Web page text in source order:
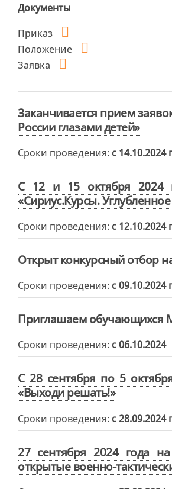
Документы
Приказ
Положение
Заявка
Заканчивается прием
России глазами детей»
Сроки проведения: с 14.10.2024
С 12 и 15 октября 2024
«Сириус.Курсы.
Сроки проведения: с 12.10.2024
Открыт конкурсный отбор
Сроки проведения: с 09.10.2024
Приглашаем обучающихся
Сроки проведения: с 06.10.2024
С 28 сентября по 5
«Выходи решать!»
Сроки проведения: с 28.09.2024
27 сентября 2024 года
открытые военно-